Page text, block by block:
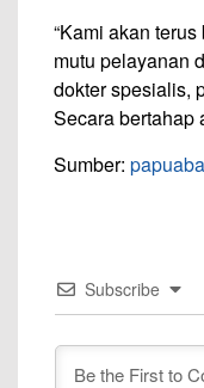
“Kami akan
mutu pelayanan
dokter spesialis,
Secara bertahap
Sumber:
Subscribe